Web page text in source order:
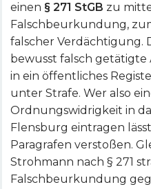
einen § 271 StGB zu
Falschbeurkundung,
falscher Verdächtigung.
bewusst falsch getätigte
in ein öffentliches
unter Strafe. Wer also
Ordnungswidrigkeit in
Flensburg eintragen
Paragrafen verstoßen.
Strohmann nach § 271
Falschbeurkundung